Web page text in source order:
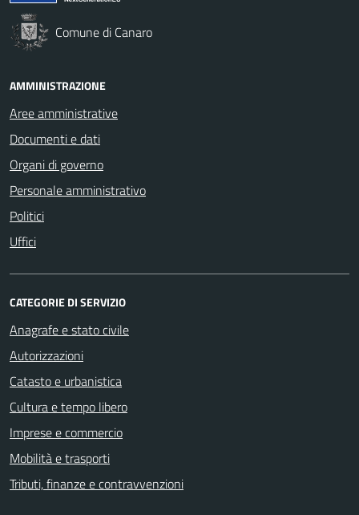
Comune di Canaro
AMMINISTRAZIONE
Aree amministrative
Documenti e dati
Organi di governo
Personale amministrativo
Politici
Uffici
CATEGORIE DI SERVIZIO
Anagrafe e stato civile
Autorizzazioni
Catasto e urbanistica
Cultura e tempo libero
Imprese e commercio
Mobilità e trasporti
Tributi, finanze e contravvenzioni